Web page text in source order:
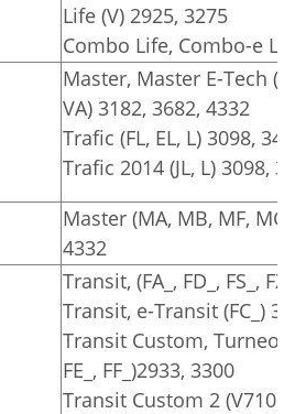
Life (V) 2925, 3275
Combo Life, Combo-e
Master, Master E-Tech
VA) 3182, 3682, 4332
Trafic (FL, EL, L) 3098,
Trafic 2014 (JL, L) 3098,
Master (MA, MB, MF,
4332
Transit, (FA_, FD_, FS_,
Transit, e-Transit (FC_)
Transit Custom, Turneo
FE_, FF_)2933, 3300
Transit Custom 2 (V710)